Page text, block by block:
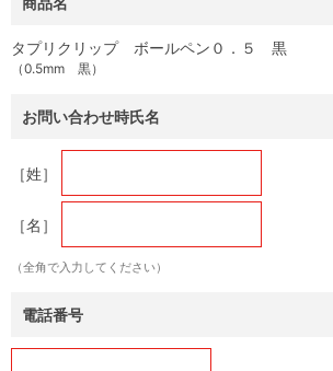
タプリクリップ ボールペン０．５ 黒
（0.5mm 黒）
お問い合わせ時氏名
［姓］
［名］
（全角で入力してください）
電話番号